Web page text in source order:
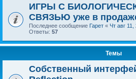
ИГРЫ С
СВЯЗЬЮ уже в
Последнее сообщение Гарет « Чт авг
Ответы: 57
Темы
Собственный